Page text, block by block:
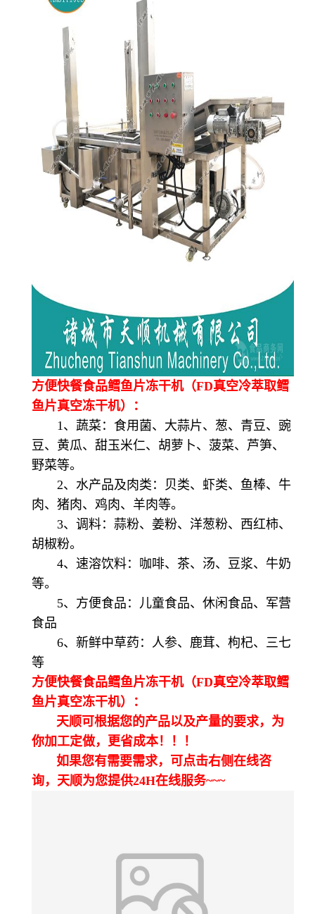
方便快餐食品鳕鱼片冻干机（FD真空冷萃取鳕
鱼片真空冻干机）：
1、蔬菜：食用菌、大蒜片、葱、青豆、豌
豆、黄瓜、甜玉米仁、胡萝卜、菠菜、芦笋、
野菜等。
2、水产品及肉类：贝类、虾类、鱼棒、牛
肉、猪肉、鸡肉、羊肉等。
3、调料：蒜粉、姜粉、洋葱粉、西红柿、
胡椒粉。
4、速溶饮料：咖啡、茶、汤、豆浆、牛奶
等。
5、方便食品：儿童食品、休闲食品、军营
食品
6、新鲜中草药：人参、鹿茸、枸杞、三七
等
方便快餐食品鳕鱼片冻干机（FD真空冷萃取鳕
鱼片真空冻干机）：
天顺可根据您的产品以及产量的要求，为
你加工定做，更省成本！！！
如果您有需要需求，可点击右侧在线咨
询，天顺为您提供24H在线服务~~~